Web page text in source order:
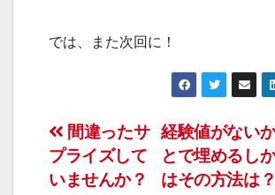
では、また次回に！
投
稿
経験値がない
とで埋めるし
はその方法は？
間違ったサ
プライズして
いませんか？